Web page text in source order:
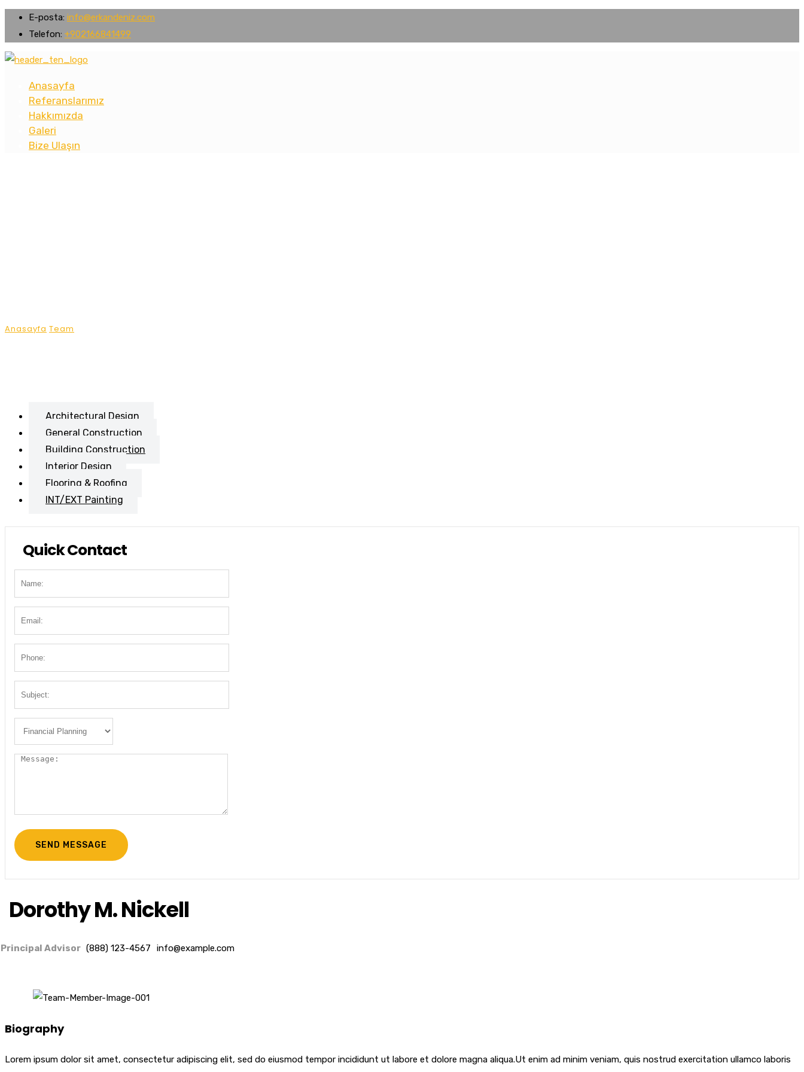
E-posta: info@erkandeniz.com
Telefon: +902166841499
Anasayfa
Referanslarımız
Hakkımızda
Galeri
Bize Ulaşın
Anasayfa Team
Architectural Design
General Construction
Building Construction
Interior Design
Flooring & Roofing
INT/EXT Painting
Quick Contact
Dorothy M. Nickell
Principal Advisor (888) 123-4567 info@example.com
Biography
Lorem ipsum dolor sit amet, consectetur adipiscing elit, sed do eiusmod tempor incididunt ut labore et dolore magna aliqua.Ut enim ad minim veniam, quis nostrud exercitation ullamco laboris